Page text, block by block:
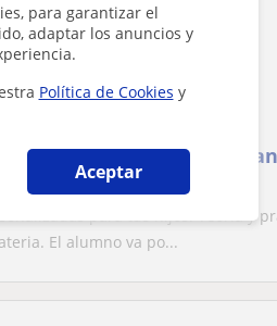
para garantizar el
adaptar los anuncios y
Política de Cookies y
Aceptar
Ald...
a la que le
para tus hijos. Teoría y
El alumno va po...